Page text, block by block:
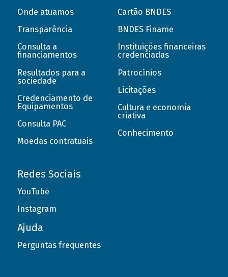
Onde atuamos
Transparência
Consulta a
financiamentos
Resultados para a
sociedade
Credenciamento de
Equipamentos
Consulta PAC
Moedas contratuais
Cartão BNDES
BNDES Finame
Instituições financeiras
credenciadas
Patrocínios
Licitações
Cultura e economia
criativa
Conhecimento
Redes Sociais
YouTube
Instagram
Ajuda
Perguntas frequentes